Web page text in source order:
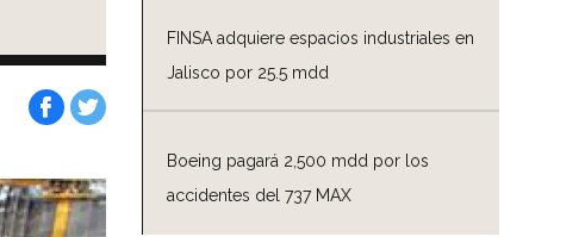
FINSA adquiere espacios industriales en
Jalisco por 25.5 mdd
Boeing pagará 2,500 mdd por los
accidentes del 737 MAX